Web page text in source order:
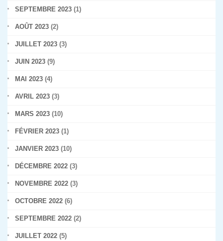
SEPTEMBRE 2023 (1)
AOÛT 2023 (2)
JUILLET 2023 (3)
JUIN 2023 (9)
MAI 2023 (4)
AVRIL 2023 (3)
MARS 2023 (10)
FÉVRIER 2023 (1)
JANVIER 2023 (10)
DÉCEMBRE 2022 (3)
NOVEMBRE 2022 (3)
OCTOBRE 2022 (6)
SEPTEMBRE 2022 (2)
JUILLET 2022 (5)